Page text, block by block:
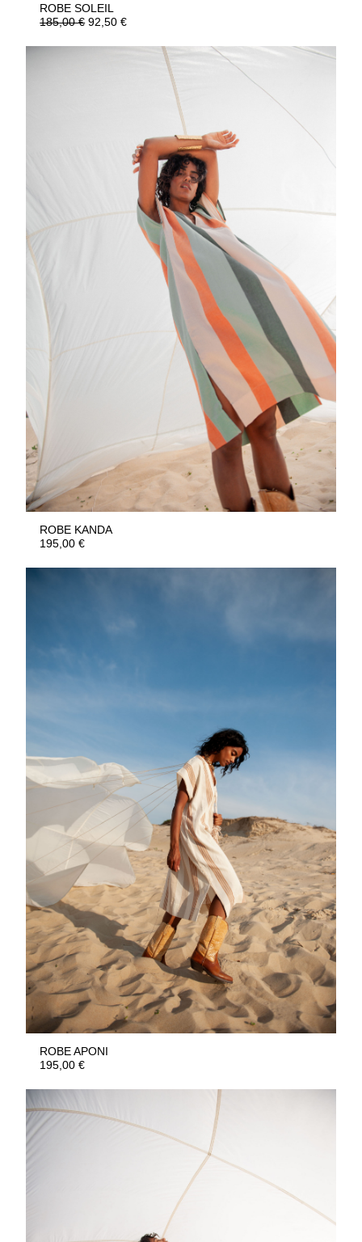
ROBE SOLEIL
185,00€ 92,50€
ROBE KANDA
195,00€
ROBE APONI
195,00€